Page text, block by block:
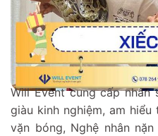
Will Event cung cấp nhân
giàu kinh nghiệm, am
vặn bóng, Nghệ nhân